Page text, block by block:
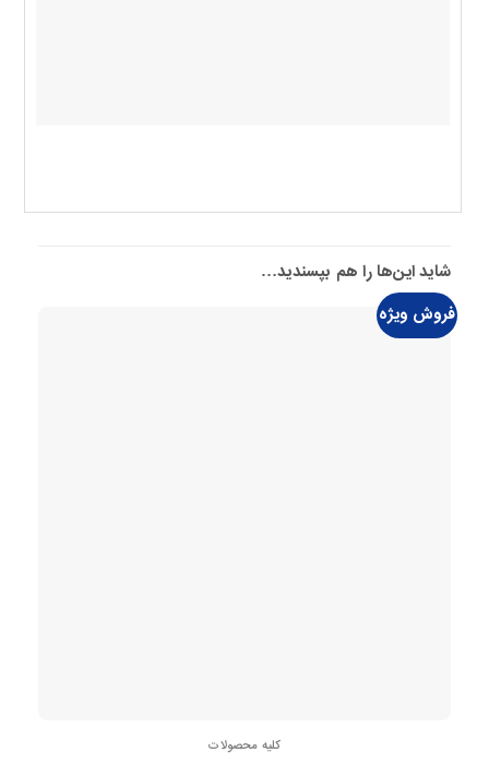
شاید این‌ها را هم بپسندید…
فروش ویژه
کلیه محصولات